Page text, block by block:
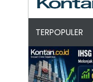
TERPOPULER